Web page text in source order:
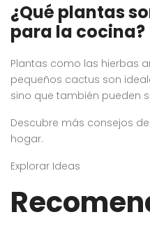
¿Qué plantas
para la cocina?
Plantas como las hierbas
pequeños cactus son
sino que también pueden
Descubre más consejos
hogar.
Explorar Ideas